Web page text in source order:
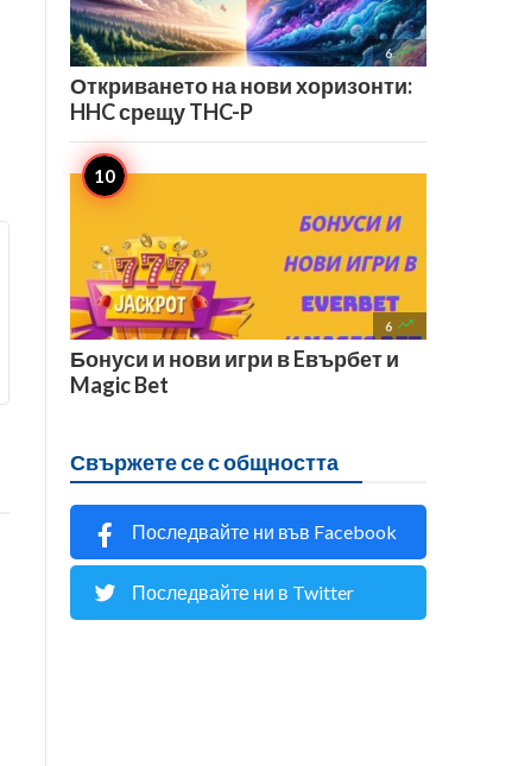
6 
Откриването на нови хоризонти:
HHC срещу THC-P
6 
Бонуси и нови игри в Eвърбет и
Magic Bet
Свържете се с общността
Последвайте ни във Facebook
Последвайте ни в Twitter